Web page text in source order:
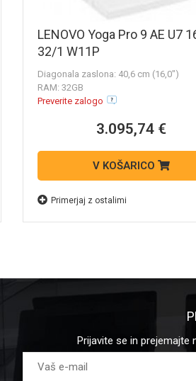
LENOVO Yoga Pro 9 AE U7
32/1 W11P
Diagonala zaslona: 40,6 cm (16,0")
RAM: 32GB
Preverite zalogo
3.095,74 €
V KOŠARICO
Primerjaj z ostalimi
Prijavite se in prejemajte